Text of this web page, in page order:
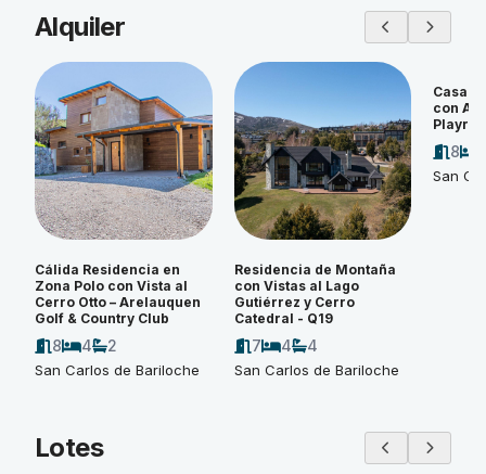
Alquiler
Cálida Residencia en
Zona Polo con Vista al
Cerro Otto – Arelauquen
Golf & Country Club
8 4 2
San Carlos de Bariloche
Residencia de Montaña
con Vistas al Lago
Gutiérrez y Cerro
Catedral - Q19
7 4 4
San Carlos de Bariloche
Casa
con
8
San
Lotes